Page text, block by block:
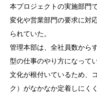
本プロジェクトの実施部門
変化や営業部門の要求に対
られていた。
管理本部は、全社員数から
型の仕事のやり方になって
文化が根付いているため、
ク）がなかなか定着しにく